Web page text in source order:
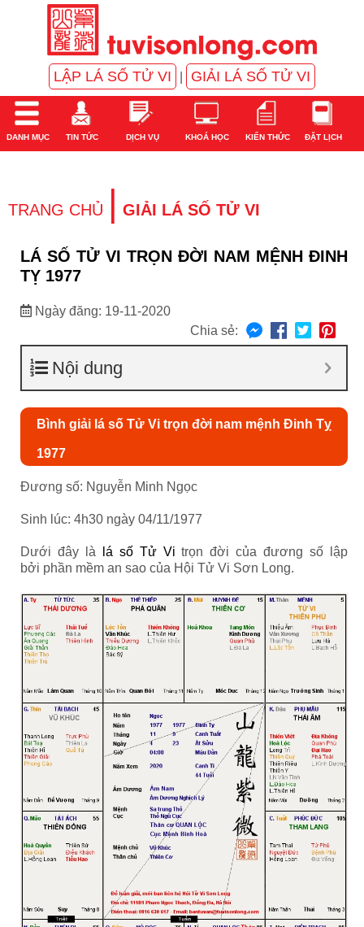
LẬP LÁ SỐ TỬ VI GIẢI LÁ SỐ TỬ VI
DANH MỤC TIN TỨC DỊCH VỤ KHOÁ HỌC KIẾN THỨC ĐẶT LỊCH
TRANG CHỦ | GIẢI LÁ SỐ TỬ VI
LÁ SỐ TỬ VI TRỌN ĐỜI NAM MỆNH ĐINH
TỴ 1977
Ngày đăng: 19-11-2020
Chia sẻ:
Nội dung
Bình giải lá số Tử Vi trọn đời nam mệnh Đinh Tỵ
1977
Đương số: Nguyễn Minh Ngọc
Sinh lúc: 4h30 ngày 04/11/1977
Dưới đây là lá số Tử Vi trọn đời của đương số lập
bởi phần mềm an sao của Hội Tử Vi Sơn Long.